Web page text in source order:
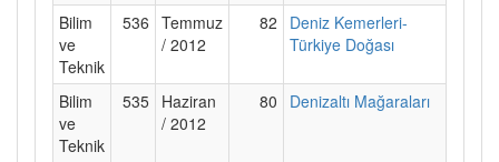
Bilim
ve
Teknik
536 Temmuz
/ 2012
82
Deniz Kemerleri-
Türkiye Doğası
Bilim
ve
Teknik
535 Haziran
/ 2012
80 Denizaltı Mağaraları